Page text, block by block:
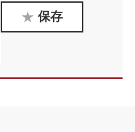
保存